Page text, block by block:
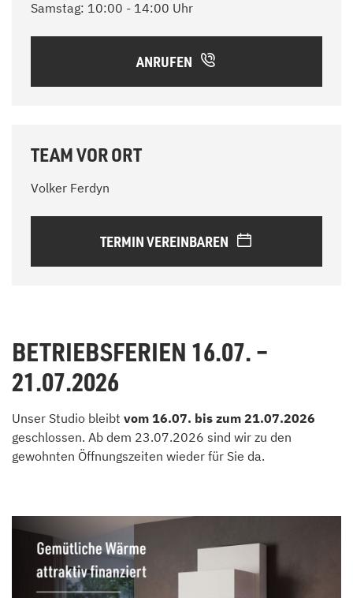
Samstag: 10:00 - 14:00 Uhr
ANRUFEN
TEAM VOR ORT
Volker Ferdyn
TERMIN VEREINBAREN
BETRIEBSFERIEN 16.07. –
21.07.2026
Unser Studio bleibt vom 16.07. bis zum 21.07.2026
geschlossen. Ab dem 23.07.2026 sind wir zu den
gewohnten Öffnungszeiten wieder für Sie da.